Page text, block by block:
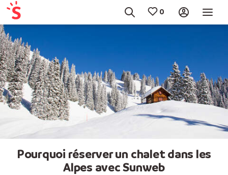
Pourquoi réserver un chalet dans les
Alpes avec Sunweb